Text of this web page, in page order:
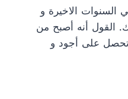
الاخيرة و
القول أنه أصبح من
على أجود و